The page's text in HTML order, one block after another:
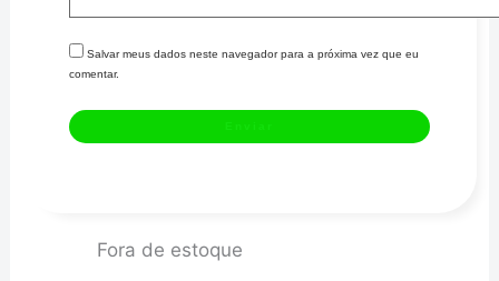
Salvar meus dados neste navegador para a próxima vez que eu
comentar.
Fora de estoque